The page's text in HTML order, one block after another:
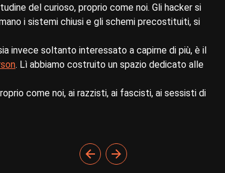
del curioso, proprio come noi. Gli hacker si
i sistemi chiusi e gli schemi precostituiti, si
invece soltanto interessato a capirne di più, è il
. Lì abbiamo costruito un spazio dedicato alle
come noi, ai razzisti, ai fascisti, ai sessisti di